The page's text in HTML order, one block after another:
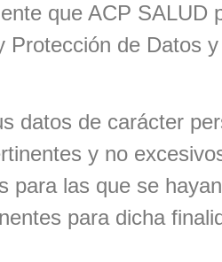
que ACP SALUD
de Datos
datos de carácter
y no
para las que se
para dicha